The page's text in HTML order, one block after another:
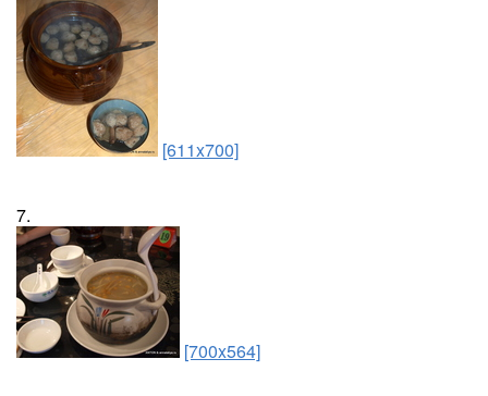
[611x700]
7.
[700x564]